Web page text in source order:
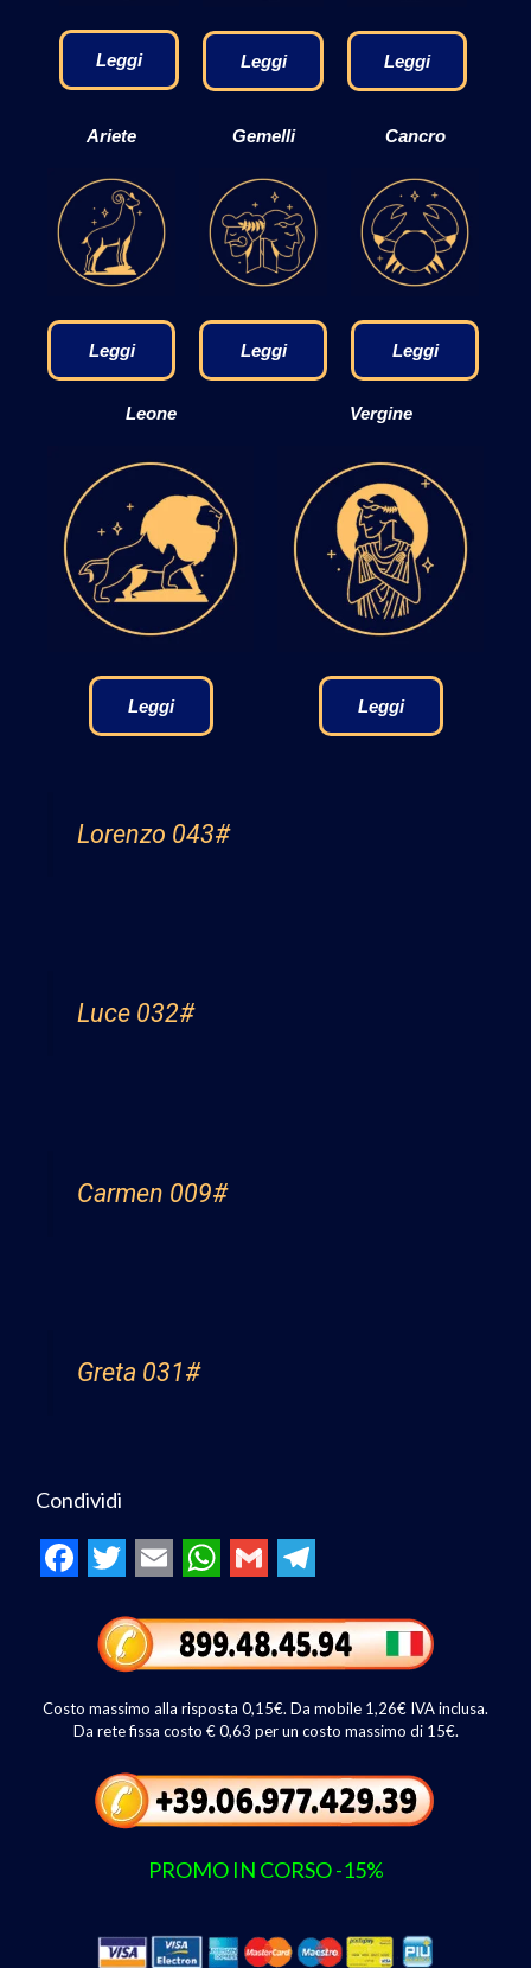
Leggi Leggi Leggi
Ariete
Leggi
Gemelli
Leggi
Cancro
Leggi
Leone
Leggi
Vergine
Leggi
Lorenzo 043#
Luce 032#
Carmen 009#
Greta 031#
Condividi
e
w
t
t
e
r
m
a
i
l
h
a
t
s
A
p
p
m
a
i
l
e
l
e
g
r
a
m
Costo massimo alla risposta 0,15€. Da mobile 1,26€ IVA inclusa.
Da rete fissa costo € 0,63 per un costo massimo di 15€.
PROMO IN CORSO -15%